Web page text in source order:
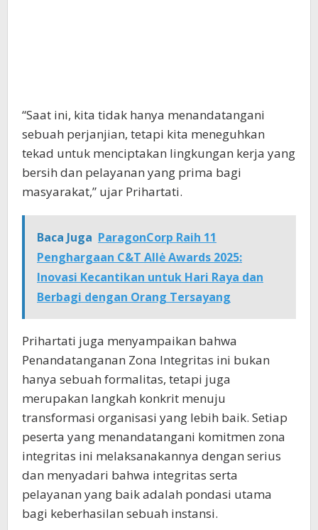
“Saat ini, kita tidak hanya menandatangani
sebuah perjanjian, tetapi kita meneguhkan
tekad untuk menciptakan lingkungan kerja yang
bersih dan pelayanan yang prima bagi
masyarakat,” ujar Prihartati.
Baca Juga ParagonCorp Raih 11
Penghargaan C&T Allė Awards 2025:
Inovasi Kecantikan untuk Hari Raya dan
Berbagi dengan Orang Tersayang
Prihartati juga menyampaikan bahwa
Penandatanganan Zona Integritas ini bukan
hanya sebuah formalitas, tetapi juga
merupakan langkah konkrit menuju
transformasi organisasi yang lebih baik. Setiap
peserta yang menandatangani komitmen zona
integritas ini melaksanakannya dengan serius
dan menyadari bahwa integritas serta
pelayanan yang baik adalah pondasi utama
bagi keberhasilan sebuah instansi.